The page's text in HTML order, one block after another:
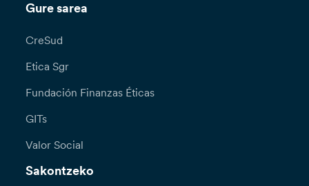
Gure sarea
CreSud
Etica Sgr
Fundación Finanzas Éticas
GITs
Valor Social
Sakontzeko